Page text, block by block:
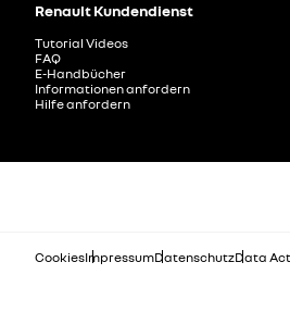
Renault Kundendienst
Tutorial Videos
FAQ
E-Handbücher
Informationen anfordern
Hilfe anfordern
CookiesImpressumDatenschutzData Act